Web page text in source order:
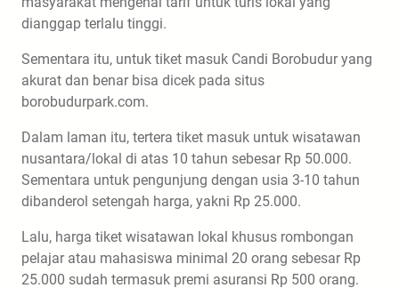
dianggap terlalu tinggi.
Sementara itu, untuk tiket masuk Candi Borobudur yang
akurat dan benar bisa dicek pada situs
borobudurpark.com.
Dalam laman itu, tertera tiket masuk untuk wisatawan
nusantara/lokal di atas 10 tahun sebesar Rp 50.000.
Sementara untuk pengunjung dengan usia 3-10 tahun
dibanderol setengah harga, yakni Rp 25.000.
Lalu, harga tiket wisatawan lokal khusus rombongan
pelajar atau mahasiswa minimal 20 orang sebesar Rp
25.000 sudah termasuk premi asuransi Rp 500 orang.